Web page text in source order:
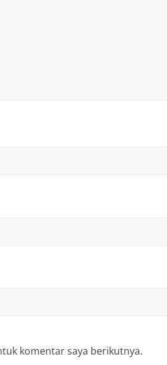
komentar saya berikutnya.